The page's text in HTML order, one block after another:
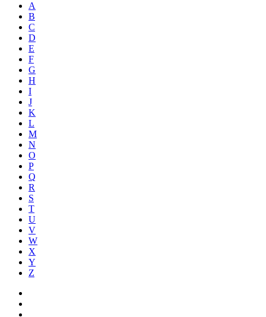
A
B
C
D
E
F
G
H
I
J
K
L
M
N
O
P
Q
R
S
T
U
V
W
X
Y
Z